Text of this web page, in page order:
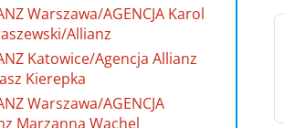
Warszawa/AGENCJA Karol
Allianz
Katowice/Agencja Allianz
Kierepka
Warszawa/AGENCJA
Marzanna Wachel